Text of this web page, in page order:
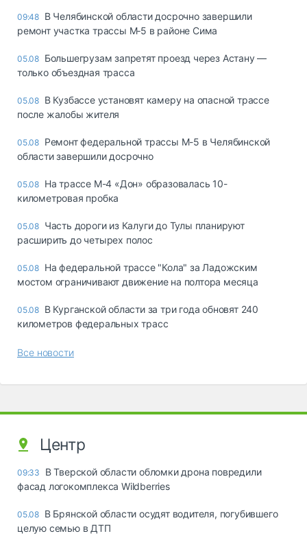
09:48 В Челябинской области досрочно завершили
ремонт участка трассы М‑5 в районе Сима
05.08 Большегрузам запретят проезд через Астану —
только объездная трасса
05.08 В Кузбассе установят камеру на опасной трассе
после жалобы жителя
05.08 Ремонт федеральной трассы М-5 в Челябинской
области завершили досрочно
05.08 На трассе М-4 «Дон» образовалась 10-
километровая пробка
05.08 Часть дороги из Калуги до Тулы планируют
расширить до четырех полос
05.08 На федеральной трассе "Кола" за Ладожским
мостом ограничивают движение на полтора месяца
05.08 В Курганской области за три года обновят 240
километров федеральных трасс
Все новости
Центр
09:33
В Тверской области обломки дрона повредили
фасад логокомплекса Wildberries
05.08 В Брянской области осудят водителя, погубившего
целую семью в ДТП